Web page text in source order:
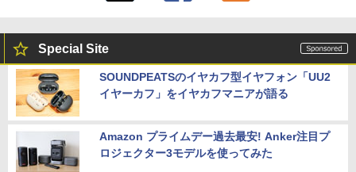
Special Site
SOUNDPEATSのイヤカフ型イヤフォン「UU2
イヤーカフ」をイヤカフマニアが語る
Amazon プライムデー過去最安! Anker注目プ
ロジェクター3モデルを使ってみた